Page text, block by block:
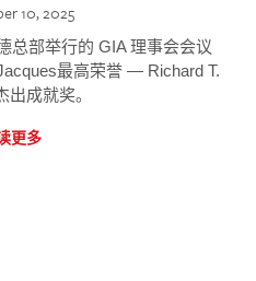
10, 2025
总部举行的 GIA 理事会会议
最高荣誉 — Richard T.
出成就奖。
更多